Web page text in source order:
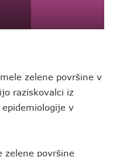
zelene površine v
raziskovalci iz
v
zelene površine